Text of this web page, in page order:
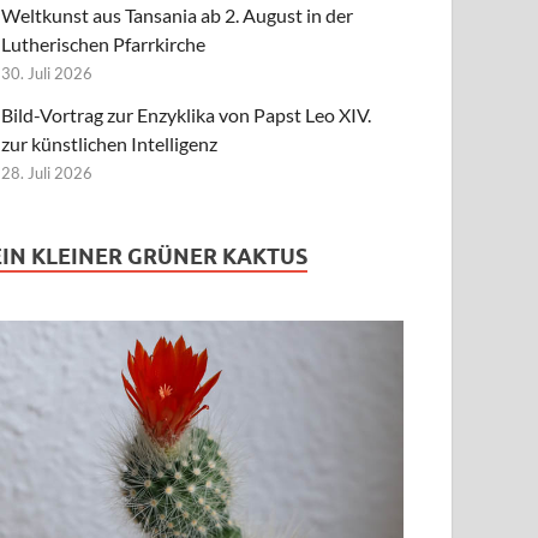
Weltkunst aus Tansania ab 2. August in der
Lutherischen Pfarrkirche
30. Juli 2026
Bild-Vortrag zur Enzyklika von Papst Leo XIV.
zur künstlichen Intelligenz
28. Juli 2026
KLEINER GRÜNER KAKTUS